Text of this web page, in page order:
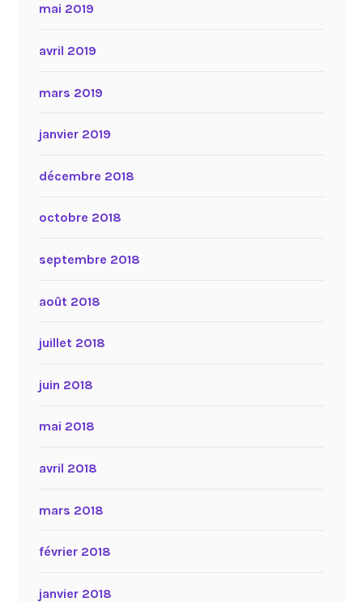
mai 2019
avril 2019
mars 2019
janvier 2019
décembre 2018
octobre 2018
septembre 2018
août 2018
juillet 2018
juin 2018
mai 2018
avril 2018
mars 2018
février 2018
janvier 2018